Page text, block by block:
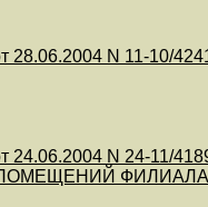
28.06.2004 N 11-
24.06.2004 N 24-